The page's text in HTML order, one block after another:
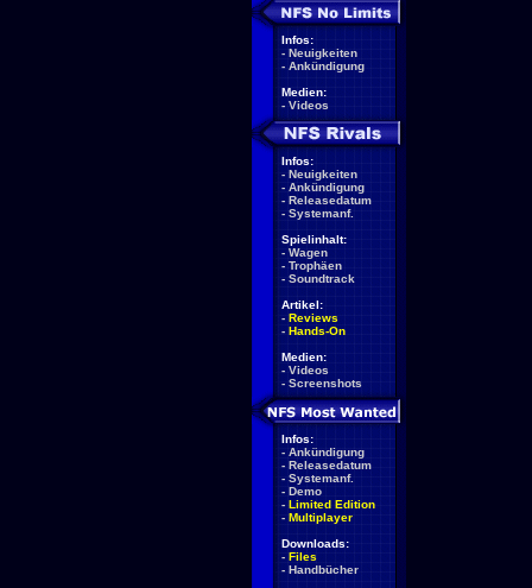
Infos:
- Neuigkeiten
- Ankündigung
Medien:
- Videos
Infos:
- Neuigkeiten
- Ankündigung
- Releasedatum
- Systemanf.
Spielinhalt:
- Wagen
- Trophäen
- Soundtrack
Artikel:
- Reviews
- Hands-On
Medien:
- Videos
- Screenshots
Infos:
- Ankündigung
- Releasedatum
- Systemanf.
- Demo
- Limited Edition
- Multiplayer
Downloads:
- Files
- Handbücher